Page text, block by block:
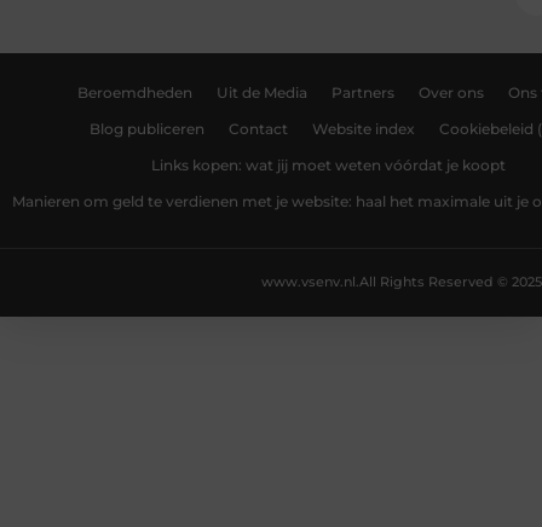
Beroemdheden Uit de Media Partners Over ons Ons
Blog publiceren Contact Website index Cookiebeleid
Links kopen: wat jij moet weten vóórdat je koopt
Manieren om geld te verdienen met je website: haal het maximale uit je
All Rights Reserved © 2025
www.vsenv.nl.